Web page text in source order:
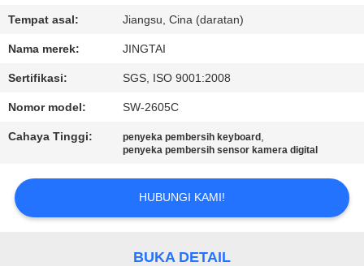
MINTA
SITEMAP
POLICY
Tempat asal: Jiangsu, Cina (daratan)
Nama merek: JINGTAI
Sertifikasi: SGS, ISO 9001:2008
Nomor model: SW-2605C
Cahaya Tinggi: penyeka pembersih keyboard ,
penyeka pembersih sensor kamera digital
HUBUNGI KAMI!
BUKA DETAIL